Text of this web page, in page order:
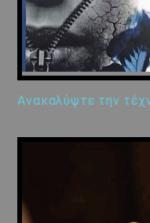
Ανακαλύψτε την